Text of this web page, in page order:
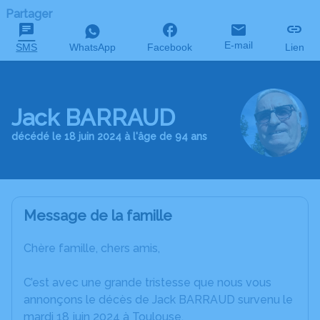
Partager
SMS WhatsApp Facebook E-mail Lien
Jack BARRAUD
décédé le 18 juin 2024 à l'âge de 94 ans
Message de la famille
Chère famille, chers amis,
C’est avec une grande tristesse que nous vous
annonçons le décès de Jack BARRAUD survenu le
mardi 18 juin 2024 à Toulouse.